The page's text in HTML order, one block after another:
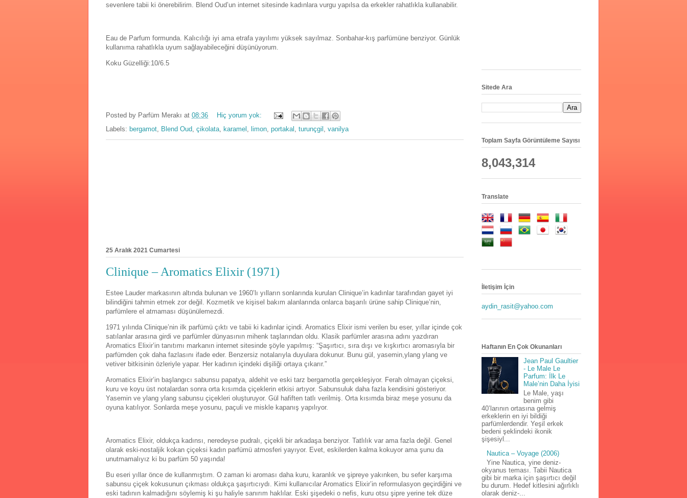
sevenlere tabii ki önerebilirim. Blend Oud’un internet sitesinde kadınlara vurgu yapılsa da erkekler rahatlıkla kullanabilir.
Eau de Parfum formunda. Kalıcılığı iyi ama etrafa yayılımı yüksek sayılmaz. Sonbahar-kış parfümüne benziyor. Günlük
kullanıma rahatlıkla uyum sağlayabileceğini düşünüyorum.
Koku Güzelliği:10/6.5
Posted by Parfüm Merakı at 08:36
Hiç yorum yok:
Labels: bergamot Blend Oud çikolata karamel limon portakal turunçgil vanilya
25 Aralık 2021 Cumartesi
Clinique – Aromatics Elixir (1971)
Estee Lauder markasının altında bulunan ve 1960’lı yılların sonlarında kurulan Clinique’in kadınlar tarafından gayet iyi
bilindiğini tahmin etmek zor değil. Kozmetik ve kişisel bakım alanlarında onlarca başarılı ürüne sahip Clinique’nin,
parfümlere el atmaması düşünülemezdi.
1971 yılında Clinique’nin ilk parfümü çıktı ve tabii ki kadınlar içindi. Aromatics Elixir ismi verilen bu eser, yıllar içinde çok
satılanlar arasına girdi ve parfümler dünyasının mihenk taşlarından oldu. Klasik parfümler arasına adını yazdıran
Aromatics Elixir’in tanıtımı markanın internet sitesinde şöyle yapılmış: “Şaşırtıcı, sıra dışı ve kışkırtıcı aromasıyla bir
parfümden çok daha fazlasını ifade eder. Benzersiz notalarıyla duyulara dokunur. Bunu gül, yasemin,ylang ylang ve
vetiver bitkisinin özleriyle yapar. Her kadının içindeki dişiliği ortaya çıkarır.”
Aromatics Elixir’in başlangıcı sabunsu papatya, aldehit ve eski tarz bergamotla gerçekleşiyor. Ferah olmayan çiçeksi,
kuru ve koyu üst notalardan sonra orta kısımda çiçeklerin etkisi artıyor. Sabunsuluk daha fazla kendisini gösteriyor.
Yasemin ve ylang ylang sabunsu çiçekleri oluşturuyor. Gül hafiften tatlı verilmiş. Orta kısımda biraz meşe yosunu da
oyuna katılıyor. Sonlarda meşe yosunu, paçuli ve miskle kapanış yapılıyor.
Aromatics Elixir, oldukça kadınsı, neredeyse pudralı, çiçekli bir arkadaşa benziyor. Tatlılık var ama fazla değil. Genel
olarak eski-nostaljik kokan çiçeksi kadın parfümü atmosferi yayıyor. Evet, eskilerden kalma kokuyor ama şunu da
unutmamalıyız ki bu parfüm 50 yaşında!
Bu eseri yıllar önce de kullanmıştım. O zaman ki aroması daha kuru, karanlık ve şipreye yakınken, bu sefer karşıma
sabunsu çiçek kokusunun çıkması oldukça şaşırtıcıydı. Kimi kullanıcılar Aromatics Elixir’in reformulasyon geçirdiğini ve
eski tadının kalmadığını söylemiş ki şu haliyle sanırım haklılar. Eski şişedeki o nefis, kuru otsu şipre yerine tek düze
Sitede Ara
Toplam Sayfa Görüntüleme Sayısı
8,043,314
Translate
İletişim İçin
aydin_rasit@yahoo.com
Haftanın En Çok Okunanları
Jean Paul Gaultier
- Le Male Le
Parfum: İlk Le
Male’nin Daha İyisi
Le Male, yaşı
benim gibi
40’larının ortasına gelmiş
erkeklerin en iyi bildiği
parfümlerdendir. Yeşil erkek
bedeni şeklindeki ikonik
şişesiyl...
Nautica – Voyage (2006)
Yine Nautica, yine deniz-
okyanus teması. Tabii Nautica
gibi bir marka için şaşırtıcı değil
bu durum. Hedef kitlesini ağırlıklı
olarak deniz-...